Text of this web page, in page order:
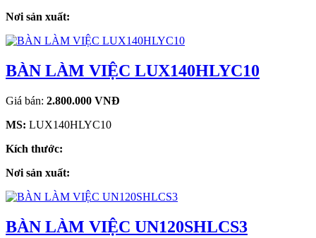
Nơi sản xuất:
BÀN LÀM VIỆC LUX140HLYC10
Giá bán: 2.800.000 VNĐ
MS: LUX140HLYC10
Kích thước:
Nơi sản xuất:
BÀN LÀM VIỆC UN120SHLCS3